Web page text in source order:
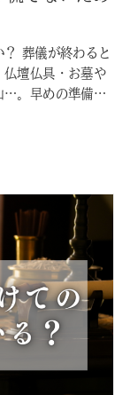
葬儀が終わると
仏壇仏具・お墓や
…。早めの準備を
、四十九日法要
説いたします。 ■
くなってから49